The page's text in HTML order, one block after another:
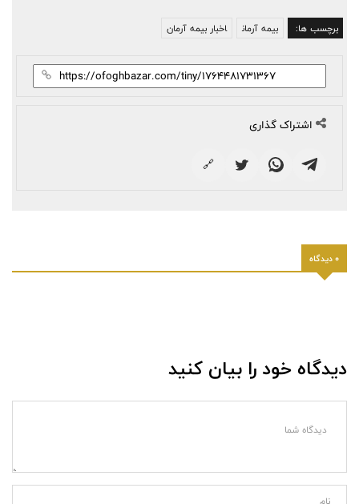
برچسب ها: بیمه آرمان اخبار بیمه آرمان
اشتراک گذاری
🔗
0 دیدگاه
دیدگاه خود را بیان کنید